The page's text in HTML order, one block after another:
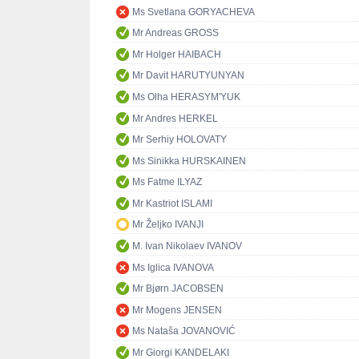
Ms Svetlana GORYACHEVA
Mr Andreas GROSS
Mr Holger HAIBACH
Mr Davit HARUTYUNYAN
Ms Olha HERASYM'YUK
Mr Andres HERKEL
Mr Serhiy HOLOVATY
Ms Sinikka HURSKAINEN
Ms Fatme ILYAZ
Mr Kastriot ISLAMI
Mr Željko IVANJI
M. Ivan Nikolaev IVANOV
Ms Iglica IVANOVA
Mr Bjørn JACOBSEN
Mr Mogens JENSEN
Ms Nataša JOVANOVIĆ
Mr Giorgi KANDELAKI